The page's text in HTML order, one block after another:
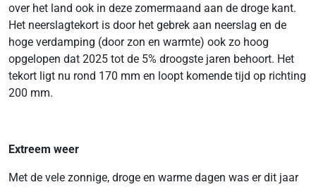
over het land ook in deze zomermaand aan de droge kant.
Het neerslagtekort is door het gebrek aan neerslag en de
hoge verdamping (door zon en warmte) ook zo hoog
opgelopen dat 2025 tot de 5% droogste jaren behoort. Het
tekort ligt nu rond 170 mm en loopt komende tijd op richting
200 mm.
Extreem weer
Met de vele zonnige, droge en warme dagen was er dit jaar